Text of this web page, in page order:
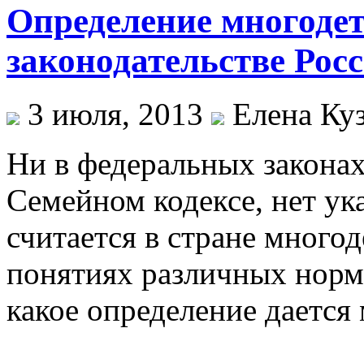
Определение
законодательстве
3 июля, 2013
Елена
Ни в федеральных
Семейном кодексе, нет
считается в стране
понятиях различных
какое определение